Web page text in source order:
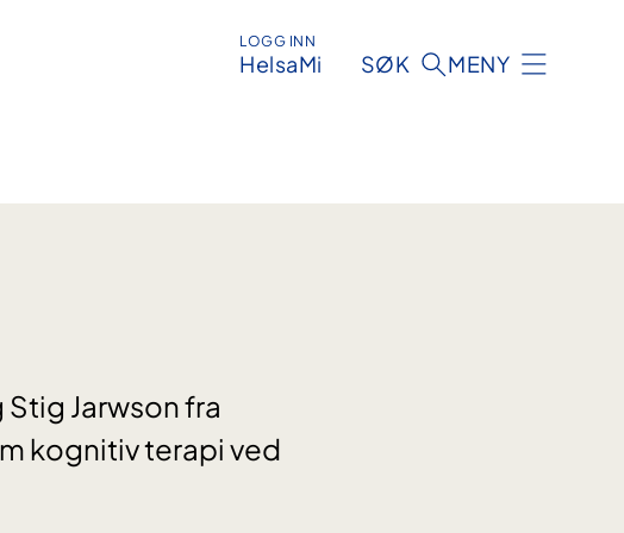
LOGG INN
HelsaMi SØK MENY
Jarwson fra
kognitiv terapi ved